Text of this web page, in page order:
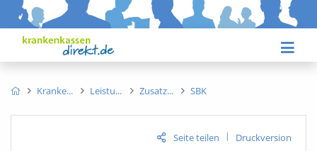
Kranke Leistu Zusatz SBK
Seite teilen | Druckversion